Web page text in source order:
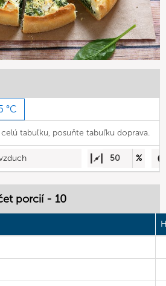
°C
tabuľku, posuňte tabuľku doprava.
50 %
porcií - 10